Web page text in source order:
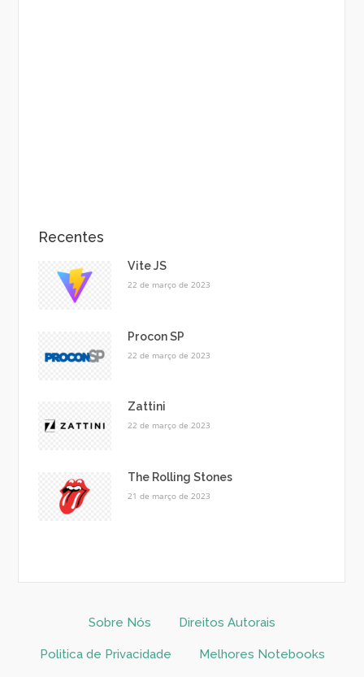
Recentes
Vite JS
22 de março de 2023
Procon SP
22 de março de 2023
Zattini
22 de março de 2023
The Rolling Stones
21 de março de 2023
Sobre Nós Direitos Autorais
Politica de Privacidade Melhores Notebooks